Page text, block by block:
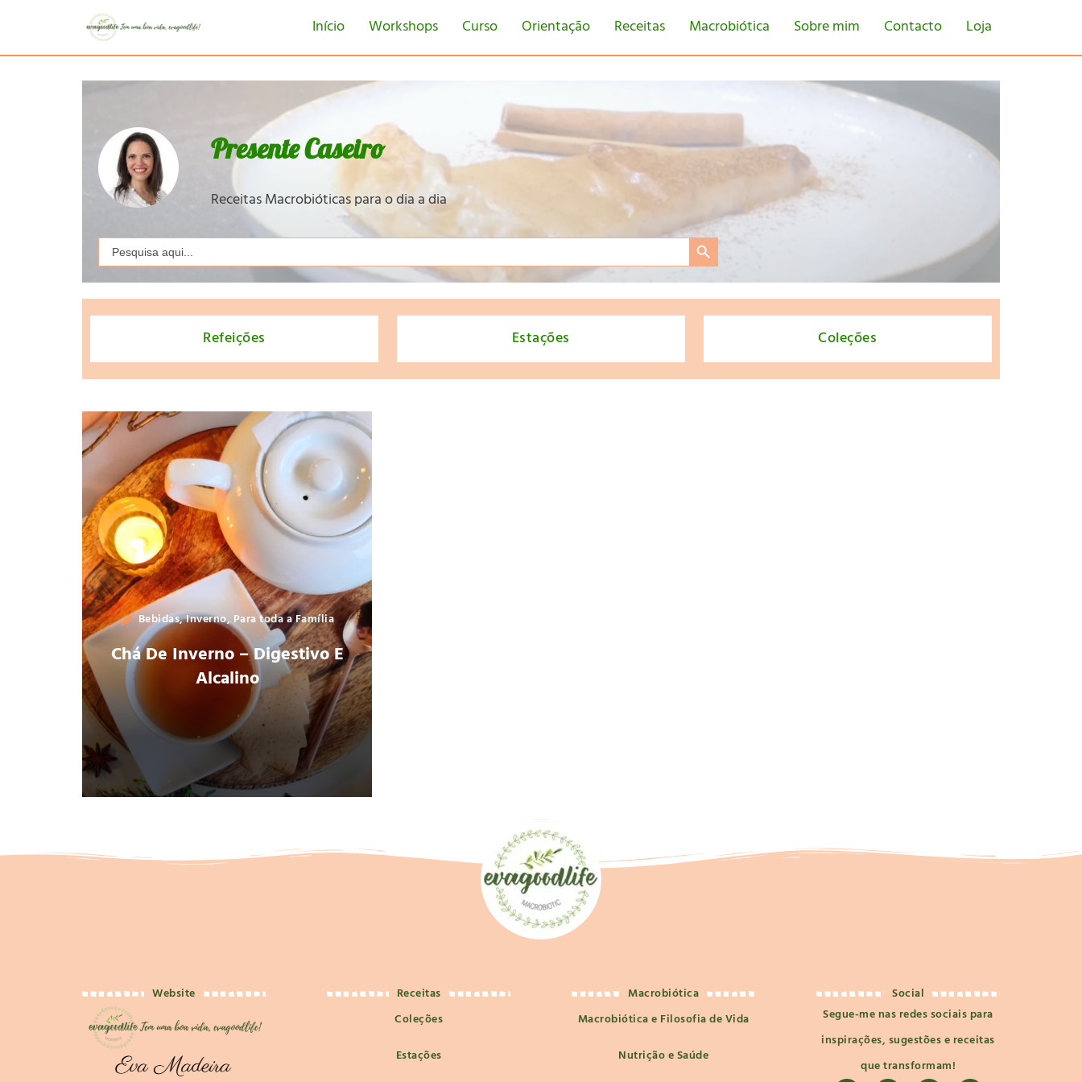
Início Workshops Curso Orientação Receitas Macrobiótica Sobre mim Contacto Loja
Presente Caseiro
Receitas Macrobióticas para o dia a dia
Search
for:
Search Button
Refeições Estações Coleções
Bebidas,Inverno,Para toda a Família
Chá De Inverno – Digestivo E
Alcalino
Website
Receitas
Coleções
Estações
Macrobiótica
Macrobiótica e Filosofia de Vida
Nutrição e Saúde
Social
Segue-me nas redes sociais para
inspirações, sugestões e receitas
que transformam!